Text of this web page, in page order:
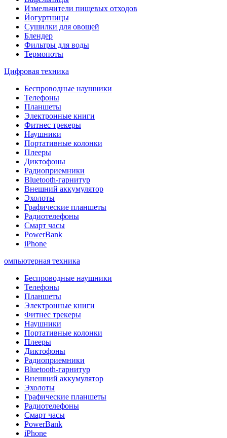
Измельчители пищевых отходов
Йогуртницы
Сушилки для овощей
Блендер
Фильтры для воды
Термопоты
Цифровая техника
Беспроводные наушники
Телефоны
Планшеты
Электронные книги
Фитнес трекеры
Наушники
Портативные колонки
Плееры
Диктофоны
Радиоприемники
Bluetooth-гарнитур
Внешний аккумулятор
Эхолоты
Графические планшеты
Радиотелефоны
Смарт часы
PowerBank
iPhone
омпьютерная техника
Беспроводные наушники
Телефоны
Планшеты
Электронные книги
Фитнес трекеры
Наушники
Портативные колонки
Плееры
Диктофоны
Радиоприемники
Bluetooth-гарнитур
Внешний аккумулятор
Эхолоты
Графические планшеты
Радиотелефоны
Смарт часы
PowerBank
iPhone